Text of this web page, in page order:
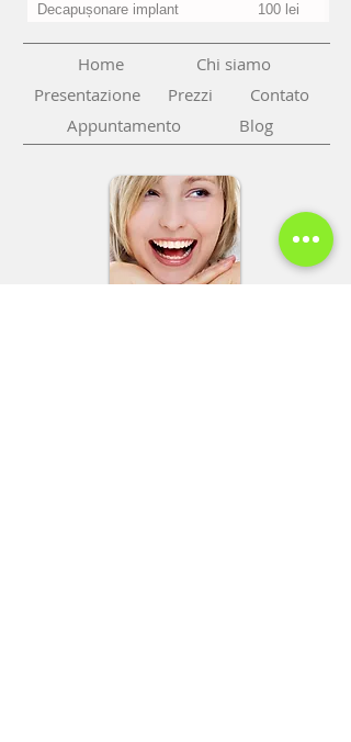
Decapușonare implant
100 lei
Home
Chi siamo
Presentazione
Prezzi
Contato
Appuntamento
Blog